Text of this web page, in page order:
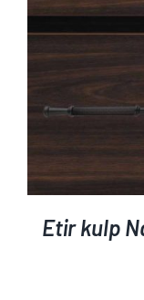
Etir kulp